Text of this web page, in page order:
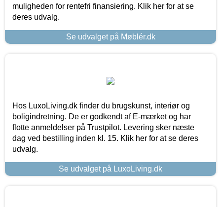
muligheden for rentefri finansiering. Klik her for at se
deres udvalg.
Se udvalget på Møblér.dk
Hos LuxoLiving.dk finder du brugskunst, interiør og
boligindretning. De er godkendt af E-mærket og har
flotte anmeldelser på Trustpilot. Levering sker næste
dag ved bestilling inden kl. 15. Klik her for at se deres
udvalg.
Se udvalget på LuxoLiving.dk